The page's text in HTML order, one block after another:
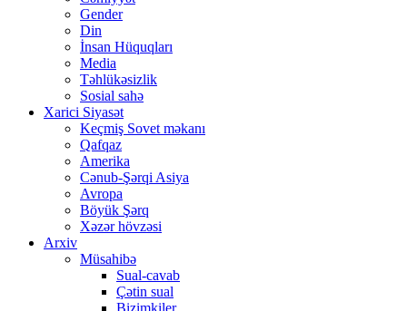
Gender
Din
İnsan Hüquqları
Media
Təhlükəsizlik
Sosial sahə
Xarici Siyasət
Keçmiş Sovet məkanı
Qafqaz
Amerika
Cənub-Şərqi Asiya
Avropa
Böyük Şərq
Xəzər hövzəsi
Arxiv
Müsahibə
Sual-cavab
Çətin sual
Bizimkiler